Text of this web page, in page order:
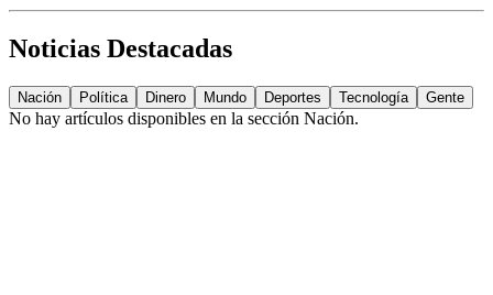
Noticias Destacadas
Nación Política Dinero Mundo Deportes Tecnología Gente
No hay artículos disponibles en la sección Nación.